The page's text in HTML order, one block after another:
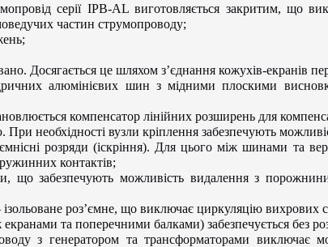
серії IPB-AL виготовляється закритим, що
частин струмопроводу;
Досягається це шляхом з’єднання кожухів-екранів
алюмінієвих шин з мідними плоскими
компенсатор лінійних розширень для
необхідності вузли кріплення забезпечують
розряди (іскріння). Для цього між шинами та
контактів;
що забезпечують можливість видалення з
роз’ємне, що виключає циркуляцію вихрових
та поперечними балками) забезпечується без
з генератором та трансформаторами виключає